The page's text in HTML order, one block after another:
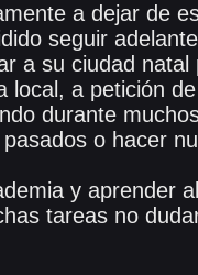
a dejar de
seguir
a su ciudad
local, a petición
durante
o hacer
y aprender
tareas no